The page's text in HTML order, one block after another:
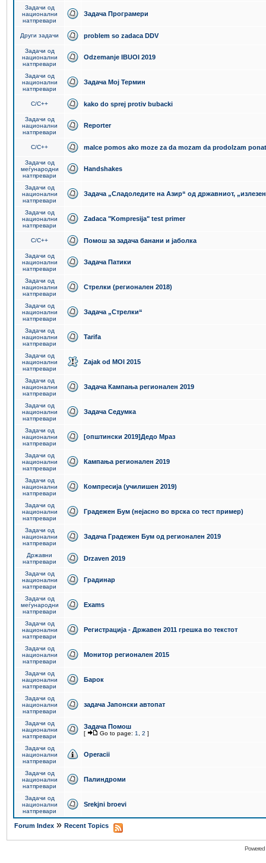
Задачи од
национални
натпревари
Задача Програмери
Други задачи problem so zadaca DDV
Задачи од
национални
натпревари
Odzemanje IBUOI 2019
Задачи од
национални
натпревари
Задача Мој Термин
C/C++ kako do sprej protiv bubacki
Задачи од
национални
натпревари
Reporter
C/C++ malce pomos ako moze za da mozam da prodolzam
Задачи од
меѓународни
натпревари
Handshakes
Задачи од
национални
натпревари
Задача „Сладоледите на Азир“ од државниот,
Задачи од
национални
натпревари
Zadaca "Kompresija" test primer
C/C++ Помош за задача банани и јаболка
Задачи од
национални
натпревари
Задача Патики
Задачи од
национални
натпревари
Стрелки (регионален 2018)
Задачи од
национални
натпревари
Задача „Стрелки“
Задачи од
национални
натпревари
Tarifa
Задачи од
национални
натпревари
Zajak od MOI 2015
Задачи од
национални
натпревари
Задача Кампања регионален 2019
Задачи од
национални
натпревари
Задача Седумка
Задачи од
национални
натпревари
[општински 2019]Дедо Мраз
Задачи од
национални
натпревари
Кампања регионален 2019
Задачи од
национални
натпревари
Компресија (училишен 2019)
Задачи од
национални
натпревари
Градежен Бум (нејасно во врска со тест пример)
Задачи од
национални
натпревари
Задача Градежен Бум од регионален 2019
Државни
натпревари
Drzaven 2019
Задачи од
национални
натпревари
Градинар
Задачи од
меѓународни
натпревари
Exams
Задачи од
национални
натпревари
Регистрација - Државен 2011 грешка во текстот
Задачи од
национални
натпревари
Монитор регионален 2015
Задачи од
национални
натпревари
Барок
Задачи од
национални
натпревари
задача Јапонски автопат
Задачи од
национални
натпревари
Задача Помош
[ Go to page: 1 2 ]
Задачи од
национални
натпревари
Operacii
Задачи од
национални
натпревари
Палиндроми
Задачи од
национални
натпревари
Srekjni broevi
Forum Index » Recent Topics